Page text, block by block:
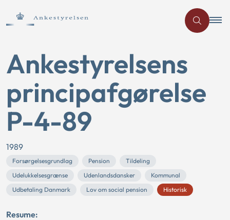
Ankestyrelsens
principafgørelse
P-4-89
1989
Forsørgelsesgrundlag Pension
Tildeling
Udelukkelsesgrænse
Udenlandsdansker
Kommunal
Udbetaling Danmark
Lov om social pension Historisk
Resume: